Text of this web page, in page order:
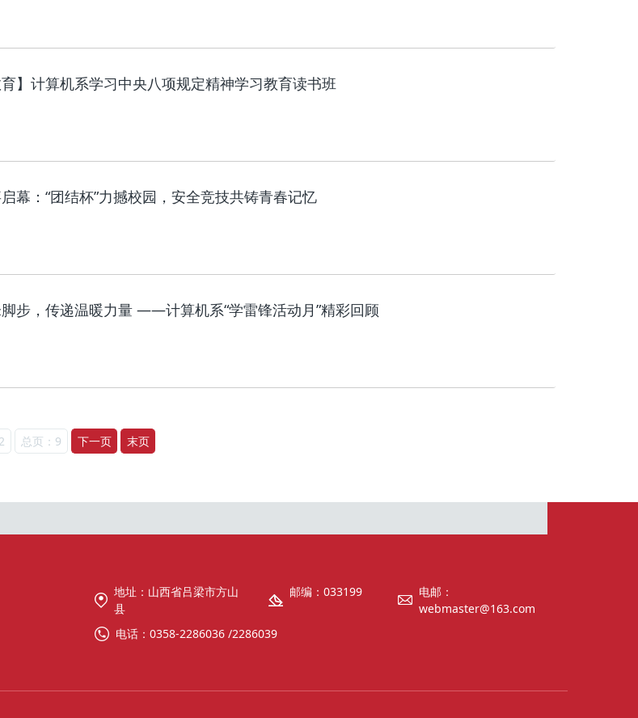
育】计算机系学习中央八项规定精神学习教育读书班
幕：“团结杯”力撼校园，安全竞技共铸青春记忆
步，传递温暖力量 ——计算机系“学雷锋活动月”精彩回顾
总页：9 下一页 末页
地址：山西省吕梁市方山
县
邮编：033199
电邮：
webmaster@163.com
电话：0358-2286036 /2286039